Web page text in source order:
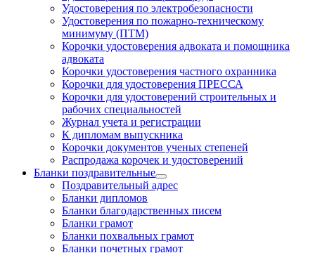
Удостоверения по электробезопасности
Удостоверения по пожарно-техническому
минимуму (ПТМ)
Корочки удостоверения адвоката и помощника
адвоката
Корочки удостоверения частного охранника
Корочки для удостоверения ПРЕССА
Корочки для удостоверений строительных и
рабочих специальностей
Журнал учета и регистрации
К дипломам выпускника
Корочки документов ученых степеней
Распродажа корочек и удостоверений
Бланки поздравительные
Поздравительный адрес
Бланки дипломов
Бланки благодарственных писем
Бланки грамот
Бланки похвальных грамот
Бланки почетных грамот